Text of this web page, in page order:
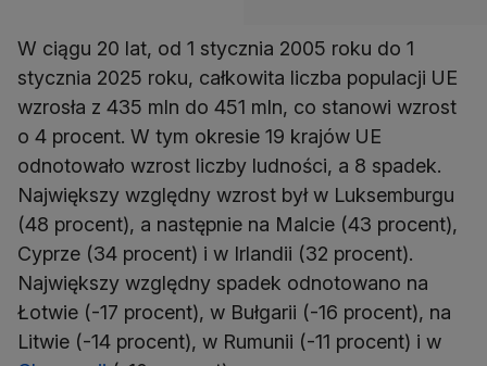
W ciągu 20 lat, od 1 stycznia 2005 roku do 1
stycznia 2025 roku, całkowita liczba populacji UE
wzrosła z 435 mln do 451 mln, co stanowi wzrost
o 4 procent. W tym okresie 19 krajów UE
odnotowało wzrost liczby ludności, a 8 spadek.
Największy względny wzrost był w Luksemburgu
(48 procent), a następnie na Malcie (43 procent),
Cyprze (34 procent) i w Irlandii (32 procent).
Największy względny spadek odnotowano na
Łotwie (-17 procent), w Bułgarii (-16 procent), na
Litwie (-14 procent), w Rumunii (-11 procent) i w